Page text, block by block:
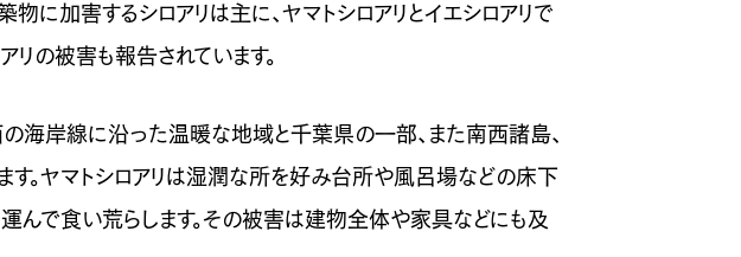
に加害するシロアリは主に、ヤマトシロアリとイエシロアリで
リの被害も報告されています。
海岸線に沿った温暖な地域と千葉県の一部、また南西諸島、
。ヤマトシロアリは湿潤な所を好み台所や風呂場などの床下
んで食い荒らします。その被害は建物全体や家具などにも及